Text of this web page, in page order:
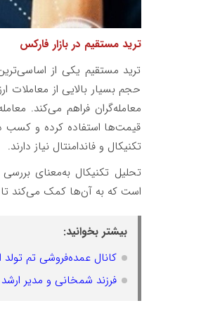
ترید مستقیم در بازار فارکس
ترید مستقیم یکی از
حجم بسیار بالایی از معاملات
معامله‌گران فراهم می‌کند.
قیمت‌ها استفاده کرده و کسب
تکنیکال و فاندامنتال نیاز دارند.
تحلیل تکنیکال به‌معنای
است که به آن‌ها کمک می‌کند تا
بیشتر بخوانید:
کانال عمده‌فروشی تم تولد
فرزند شمخانی و مدیر